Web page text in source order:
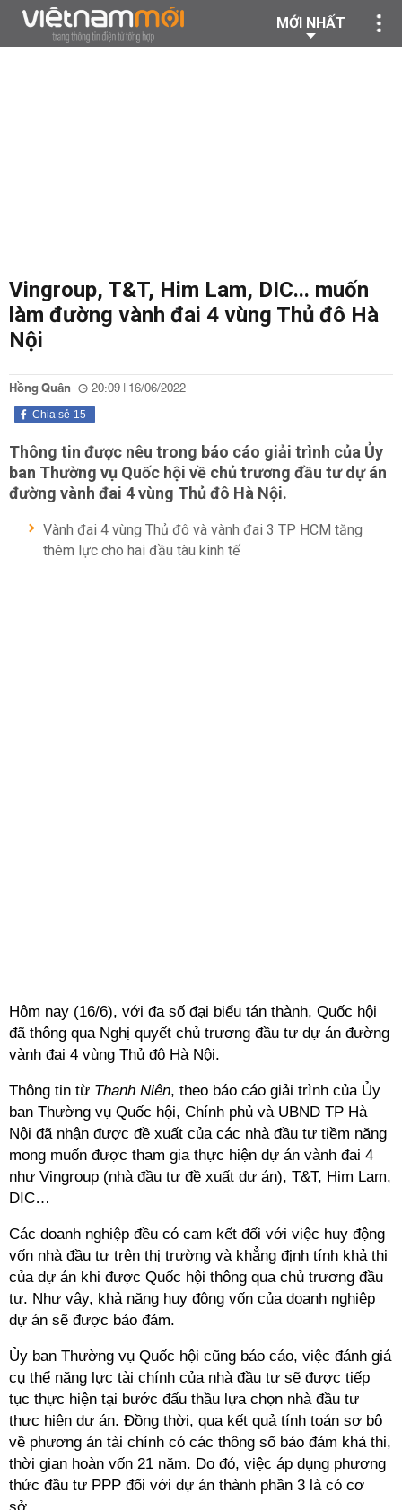
MỚI NHẤT
Vingroup, T&T, Him Lam, DIC... muốn
làm đường vành đai 4 vùng Thủ đô Hà
Nội
Hồng Quân 20:09 | 16/06/2022
15
Chia sẻ
Thông tin được nêu trong báo cáo giải trình của Ủy
ban Thường vụ Quốc hội về chủ trương đầu tư dự án
đường vành đai 4 vùng Thủ đô Hà Nội.
Vành đai 4 vùng Thủ đô và vành đai 3 TP HCM tăng
thêm lực cho hai đầu tàu kinh tế
Hôm nay (16/6), với đa số đại biểu tán thành, Quốc hội
đã thông qua Nghị quyết chủ trương đầu tư dự án đường
vành đai 4 vùng Thủ đô Hà Nội.
Thông tin từ Thanh Niên, theo báo cáo giải trình của Ủy
ban Thường vụ Quốc hội, Chính phủ và UBND TP Hà
Nội đã nhận được đề xuất của các nhà đầu tư tiềm năng
mong muốn được tham gia thực hiện dự án vành đai 4
như Vingroup (nhà đầu tư đề xuất dự án), T&T, Him Lam,
DIC…
Các doanh nghiệp đều có cam kết đối với việc huy động
vốn nhà đầu tư trên thị trường và khẳng định tính khả thi
của dự án khi được Quốc hội thông qua chủ trương đầu
tư. Như vậy, khả năng huy động vốn của doanh nghiệp
dự án sẽ được bảo đảm.
Ủy ban Thường vụ Quốc hội cũng báo cáo, việc đánh giá
cụ thể năng lực tài chính của nhà đầu tư sẽ được tiếp
tục thực hiện tại bước đấu thầu lựa chọn nhà đầu tư
thực hiện dự án. Đồng thời, qua kết quả tính toán sơ bộ
về phương án tài chính có các thông số bảo đảm khả thi,
thời gian hoàn vốn 21 năm. Do đó, việc áp dụng phương
thức đầu tư PPP đối với dự án thành phần 3 là có cơ